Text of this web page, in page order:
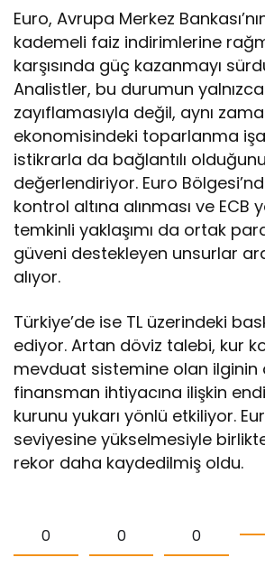
Euro, Avrupa Merkez
kademeli faiz indirimlerine
karşısında güç kazanmayı
Analistler, bu durumun
zayıflamasıyla değil, aynı
ekonomisindeki toparlanma
istikrarla da bağlantılı olduğunu
değerlendiriyor. Euro
kontrol altına alınması ve ECB
temkinli yaklaşımı da ortak
güveni destekleyen unsurlar
alıyor.
Türkiye’de ise TL üzerindeki
ediyor. Artan döviz talebi, kur
mevduat sistemine olan ilginin
finansman ihtiyacına ilişkin
kurunu yukarı yönlü etkiliyor.
seviyesine yükselmesiyle
rekor daha kaydedilmiş oldu.
0 0 0